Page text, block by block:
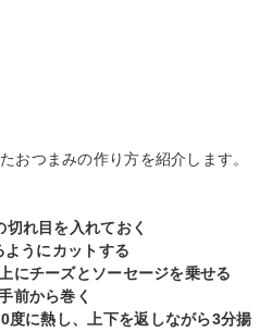
おつまみの作り方を紹介します。
れ目を入れておく
うにカットする
にチーズとソーセージを乗せる
前から巻く
度に熱し、上下を返しながら3分揚